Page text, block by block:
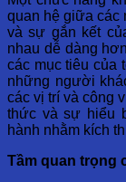
quan hệ giữa các
và sự gắn kết
nhau dễ dàng
các mục tiêu của
những người
các vị trí và công
​​thức và sự hiểu
hành nhằm kích
Tầm quan trọng